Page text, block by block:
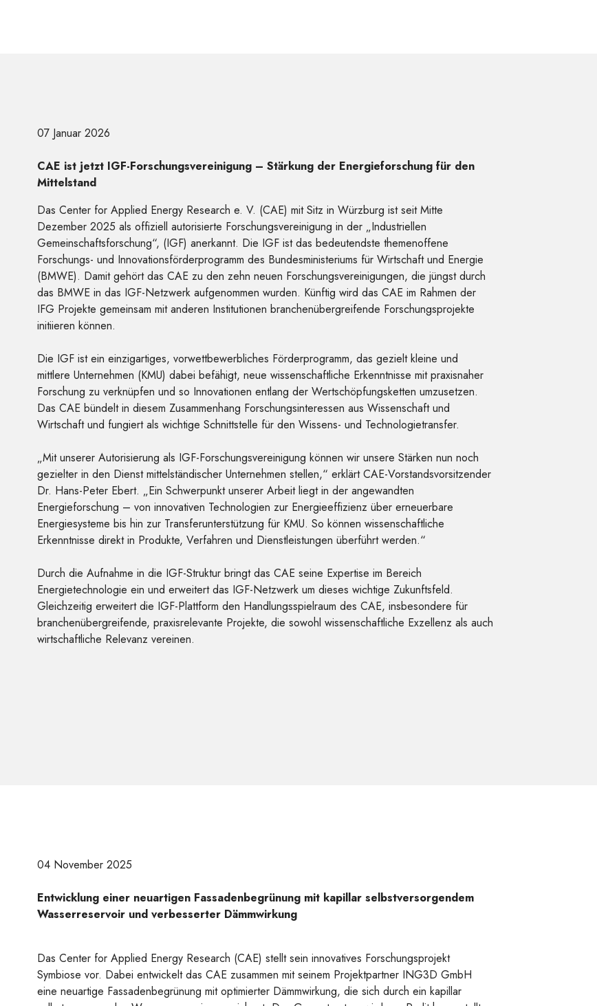
07 Januar 2026
CAE ist jetzt IGF-Forschungsvereinigung – Stärkung der Energieforschung für den
Mittelstand
Das Center for Applied Energy Research e. V. (CAE) mit Sitz in Würzburg ist seit Mitte
Dezember 2025 als offiziell autorisierte Forschungsvereinigung in der „Industriellen
Gemeinschaftsforschung“, (IGF) anerkannt. Die IGF ist das bedeutendste themenoffene
Forschungs- und Innovationsförderprogramm des Bundesministeriums für Wirtschaft und Energie
(BMWE). Damit gehört das CAE zu den zehn neuen Forschungsvereinigungen, die jüngst durch
das BMWE in das IGF-Netzwerk aufgenommen wurden. Künftig wird das CAE im Rahmen der
IFG Projekte gemeinsam mit anderen Institutionen branchenübergreifende Forschungsprojekte
initiieren können.
Die IGF ist ein einzigartiges, vorwettbewerbliches Förderprogramm, das gezielt kleine und
mittlere Unternehmen (KMU) dabei befähigt, neue wissenschaftliche Erkenntnisse mit praxisnaher
Forschung zu verknüpfen und so Innovationen entlang der Wertschöpfungsketten umzusetzen.
Das CAE bündelt in diesem Zusammenhang Forschungsinteressen aus Wissenschaft und
Wirtschaft und fungiert als wichtige Schnittstelle für den Wissens- und Technologietransfer.
„Mit unserer Autorisierung als IGF-Forschungsvereinigung können wir unsere Stärken nun noch
gezielter in den Dienst mittelständischer Unternehmen stellen,“ erklärt CAE-Vorstandsvorsitzender
Dr. Hans-Peter Ebert. „Ein Schwerpunkt unserer Arbeit liegt in der angewandten
Energieforschung – von innovativen Technologien zur Energieeffizienz über erneuerbare
Energiesysteme bis hin zur Transferunterstützung für KMU. So können wissenschaftliche
Erkenntnisse direkt in Produkte, Verfahren und Dienstleistungen überführt werden.“
Durch die Aufnahme in die IGF-Struktur bringt das CAE seine Expertise im Bereich
Energietechnologie ein und erweitert das IGF-Netzwerk um dieses wichtige Zukunftsfeld.
Gleichzeitig erweitert die IGF-Plattform den Handlungsspielraum des CAE, insbesondere für
branchenübergreifende, praxisrelevante Projekte, die sowohl wissenschaftliche Exzellenz als auch
wirtschaftliche Relevanz vereinen.
04 November 2025
Entwicklung einer neuartigen Fassadenbegrünung mit kapillar selbstversorgendem
Wasserreservoir und verbesserter Dämmwirkung
Das Center for Applied Energy Research (CAE) stellt sein innovatives Forschungsprojekt
Symbiose vor. Dabei entwickelt das CAE zusammen mit seinem Projektpartner ING3D GmbH
eine neuartige Fassadenbegrünung mit optimierter Dämmwirkung, die sich durch ein kapillar